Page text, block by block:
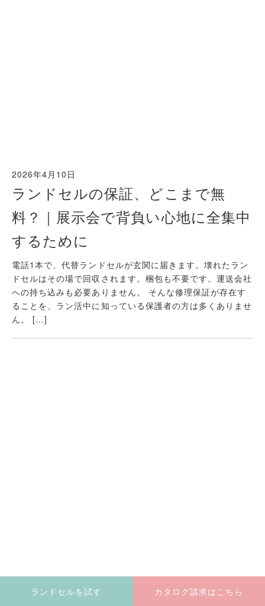
2026年4月10日
ランドセルの保証、どこまで無
料？｜展示会で背負い心地に全集中
するために
電話1本で、代替ランドセルが玄関に届きます。壊れたラン
ドセルはその場で回収されます。梱包も不要です。運送会社
への持ち込みも必要ありません。 そんな修理保証が存在す
ることを、ラン活中に知っている保護者の方は多くありませ
ん。 […]
ランドセルを試す カタログ請求はこちら